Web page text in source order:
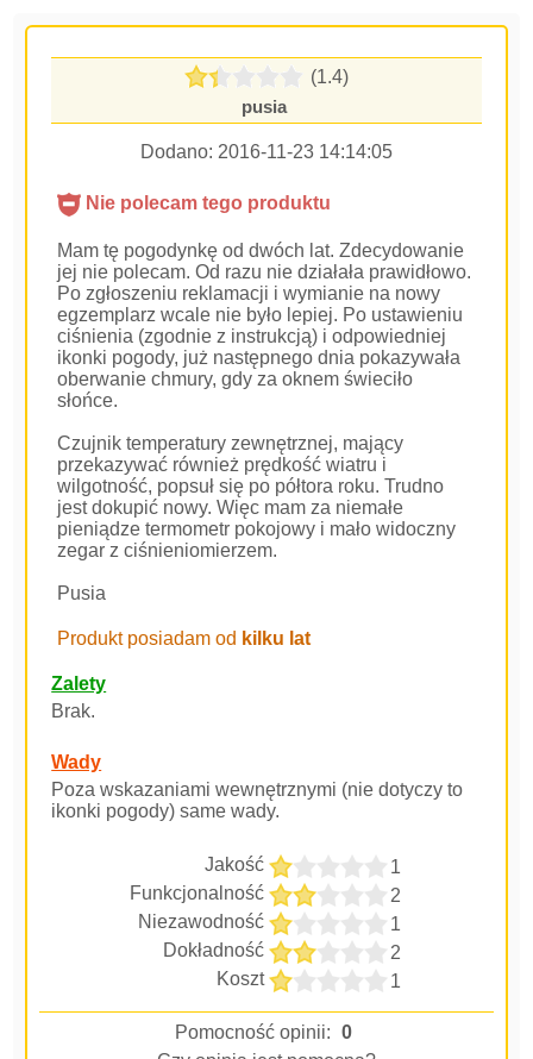
(1.4)
pusia
Dodano: 2016-11-23 14:14:05
Nie polecam tego produktu
Mam tę pogodynkę od dwóch lat. Zdecydowanie
jej nie polecam. Od razu nie działała prawidłowo.
Po zgłoszeniu reklamacji i wymianie na nowy
egzemplarz wcale nie było lepiej. Po ustawieniu
ciśnienia (zgodnie z instrukcją) i odpowiedniej
ikonki pogody, już następnego dnia pokazywała
oberwanie chmury, gdy za oknem świeciło
słońce.
Czujnik temperatury zewnętrznej, mający
przekazywać również prędkość wiatru i
wilgotność, popsuł się po półtora roku. Trudno
jest dokupić nowy. Więc mam za niemałe
pieniądze termometr pokojowy i mało widoczny
zegar z ciśnieniomierzem.
Pusia
Produkt posiadam od kilku lat
Zalety
Brak.
Wady
Poza wskazaniami wewnętrznymi (nie dotyczy to
ikonki pogody) same wady.
Jakość
1
Funkcjonalność
2
Niezawodność
1
Dokładność
2
Koszt
1
Pomocność opinii: 0